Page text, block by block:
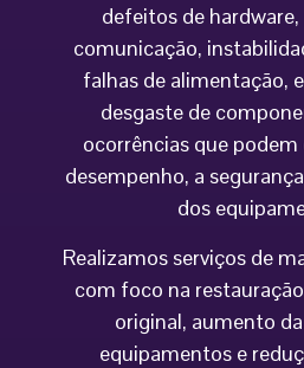
defeitos de
comunicação,
falhas de alimentação,
desgaste de
ocorrências que
desempenho, a
dos
Realizamos serviços de
com foco na
original, aumento
equipamentos e